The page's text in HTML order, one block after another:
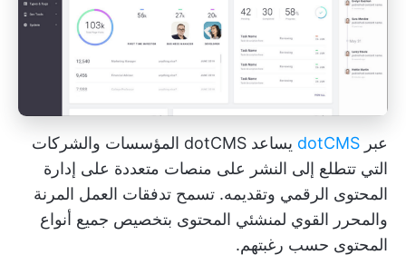
عبر dotCMS
يساعد dotCMS المؤسسات والشركات
التي تتطلع إلى النشر على منصات متعددة على إدارة
المحتوى الرقمي وتقديمه. تسمح تدفقات العمل المرنة
والمحرر القوي لمنشئي المحتوى بتخصيص جميع أنواع
المحتوى حسب رغبتهم.